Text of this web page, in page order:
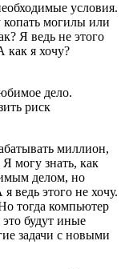
условия.
копать могилы или
Я ведь не этого
как я хочу?
дело.
риск
миллион,
могу знать, как
делом, но
ведь этого не хочу.
тогда компьютер
будут иные
задачи с новыми